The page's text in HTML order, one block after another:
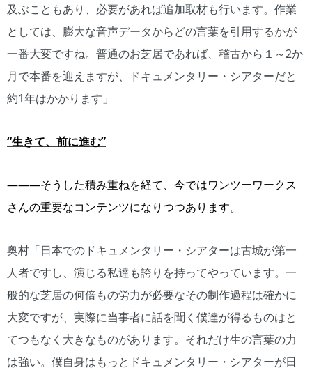
及ぶこともあり、必要があれば追加取材も行います。作業
としては、膨大な音声データからどの言葉を引用するかが
一番大変ですね。普通のお芝居であれば、稽古から１～2か
月で本番を迎えますが、ドキュメンタリー・シアターだと
約1年はかかります」
“生きて、前に進む”
―――そうした積み重ねを経て、今ではワンツーワークス
さんの重要なコンテンツになりつつあります。
奥村「日本でのドキュメンタリー・シアターは古城が第一
人者ですし、演じる私達も誇りを持ってやっています。一
般的な芝居の何倍もの労力が必要なその制作過程は確かに
大変ですが、実際に当事者に話を聞く僕達が得るものはと
てつもなく大きなものがあります。それだけ生の言葉の力
は強い。僕自身はもっとドキュメンタリー・シアターが日